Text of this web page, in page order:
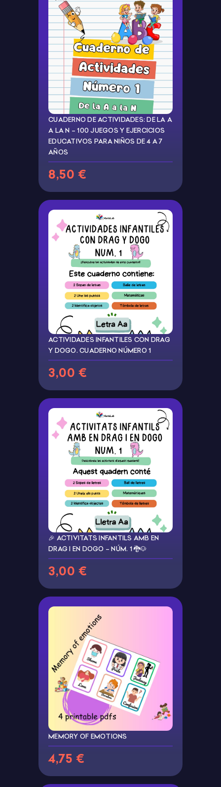
CUADERNO DE ACTIVIDADES: DE LA A
A LA N – 100 JUEGOS Y EJERCICIOS
EDUCATIVOS PARA NIÑOS DE 4 A 7
AÑOS
8,50 €
ACTIVIDADES INFANTILES CON DRAG
Y DOGO. CUADERNO NÚMERO 1
3,00 €
🎉 ACTIVITATS INFANTILS AMB EN
DRAG I EN DOGO – NÚM. 1 🐉🐶
3,00 €
MEMORY OF EMOTIONS
4,75 €